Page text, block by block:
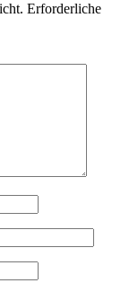
Erforderliche